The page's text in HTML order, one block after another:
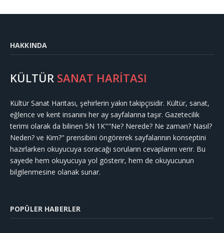
HAKKINDA
KÜLTÜR SANAT HARİTASI
Kültür Sanat Haritası, şehirlerin yakın takipçisidir. Kültür, sanat,
eğlence ve kent insanını her ay sayfalarına taşır. Gazetecilik
terimi olarak da bilinen 5N 1K""Ne? Nerede? Ne zaman? Nasıl?
Neden? ve Kim?" prensibini öngörerek sayfalarının konseptini
hazırlarken okuyucuya soracağı soruların cevaplarını verir. Bu
sayede hem okuyucuya yol gösterir, hem de okuyucunun
bilgilenmesine olanak sunar.
POPÜLER HABERLER